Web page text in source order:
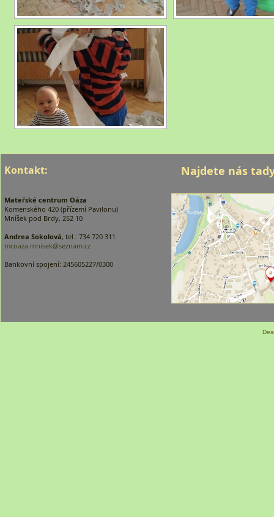
Kontakt:
Mateřské centrum Oáza
Komenského 420 (přízemí Pavilonu)
Mníšek pod Brdy, 252 10
Andrea Sokolová, tel.: 734 720 311
mcoaza.mnisek@seznam.cz
Bankovní spojení: 245605227/0300
Najdete nás